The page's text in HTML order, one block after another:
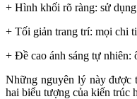
+ Hình khối rõ ràng: sử
+ Tối giản trang trí: mọi chi
+ Đề cao ánh sáng tự nhiên:
Những nguyên lý này được
hai biểu tượng của kiến trúc